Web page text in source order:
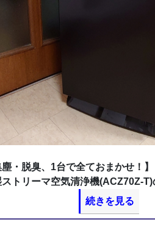
・脱臭、1台で全ておまかせ！】
トリーマ空気清浄機(ACZ70Z-
続きを見る